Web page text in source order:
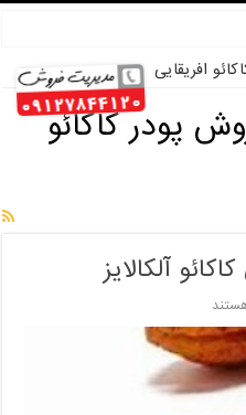
افریقایی
پودر کاکائو
آلکالایز